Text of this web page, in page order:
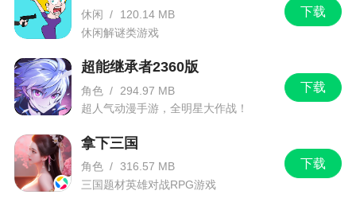
下载
休闲 /
120.14 MB
休闲解谜类游戏
下载
超能继承者2360版
角色 /
294.97 MB
超人气动漫手游，全明星大作战！
下载
拿下三国
角色 / 316.57 MB
三国题材英雄对战RPG游戏